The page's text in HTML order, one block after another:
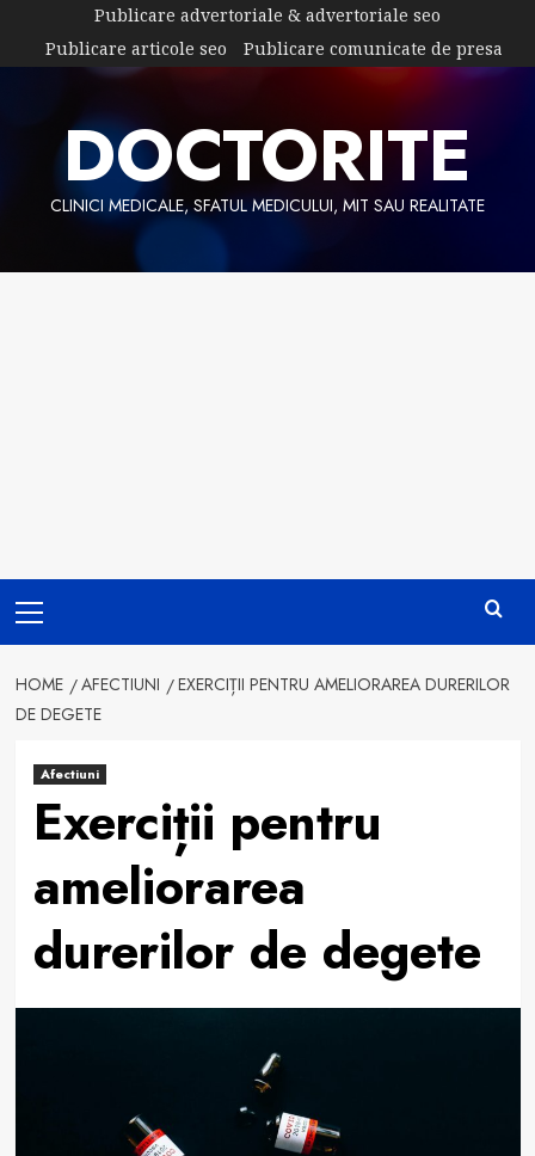
content
Publicare advertoriale & advertoriale seo
Publicare articole seo
Publicare comunicate de presa
DOCTORITE
CLINICI MEDICALE, SFATUL MEDICULUI, MIT SAU REALITATE
Menu
HOME AFECTIUNI
EXERCIȚII PENTRU AMELIORAREA DURERILOR
DE DEGETE
Afectiuni
Exerciții pentru
ameliorarea
durerilor de degete